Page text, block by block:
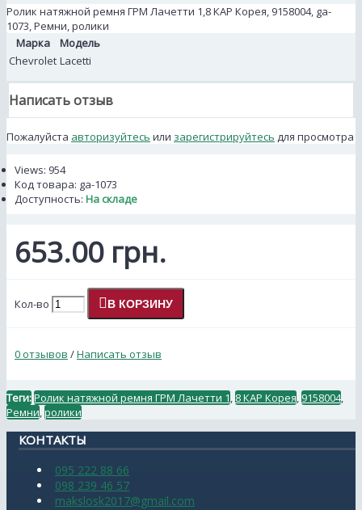
Ролик натяжной ремня ГРМ Лачетти 1,8 КАР Корея, 9158004, ga-
1073, Ремни, ролики
Марка
Модель
Chevrolet Lacetti
Написать отзыв
Пожалуйста авторизуйтесь или зарегистрируйтесь для просмотра
Views: 954
Код товара: ga-1073
Доступность: На складе
653.00 грн.
Кол-во В КОРЗИНУ
0 отзывов /Написать отзыв
Теги:Ролик натяжной ремня ГРМ Лачетти 1 8 КАР Корея 9158004
Ремни ролики
КОНТАКТЫ
095 222 88 66
098 239 46 57
makslosk2017@gmail.com